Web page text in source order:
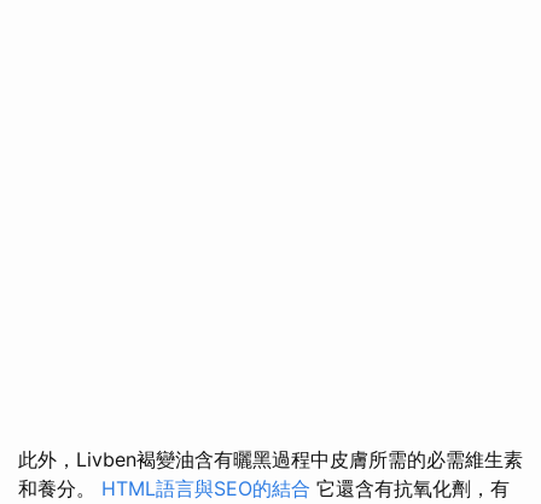
此外，Livben褐變油含有曬黑過程中皮膚所需的必需維生素
和養分。 HTML語言與SEO的結合 它還含有抗氧化劑，有